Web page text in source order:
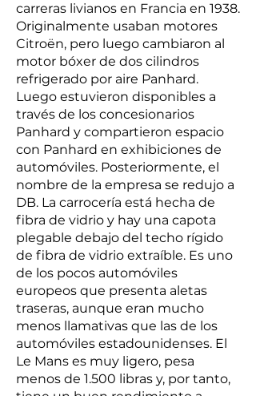
carreras livianos en Francia en 1938.
Originalmente usaban motores
Citroën, pero luego cambiaron al
motor bóxer de dos cilindros
refrigerado por aire Panhard.
Luego estuvieron disponibles a
través de los concesionarios
Panhard y compartieron espacio
con Panhard en exhibiciones de
automóviles. Posteriormente, el
nombre de la empresa se redujo a
DB. La carrocería está hecha de
fibra de vidrio y hay una capota
plegable debajo del techo rígido
de fibra de vidrio extraíble. Es uno
de los pocos automóviles
europeos que presenta aletas
traseras, aunque eran mucho
menos llamativas que las de los
automóviles estadounidenses. El
Le Mans es muy ligero, pesa
menos de 1.500 libras y, por tanto,